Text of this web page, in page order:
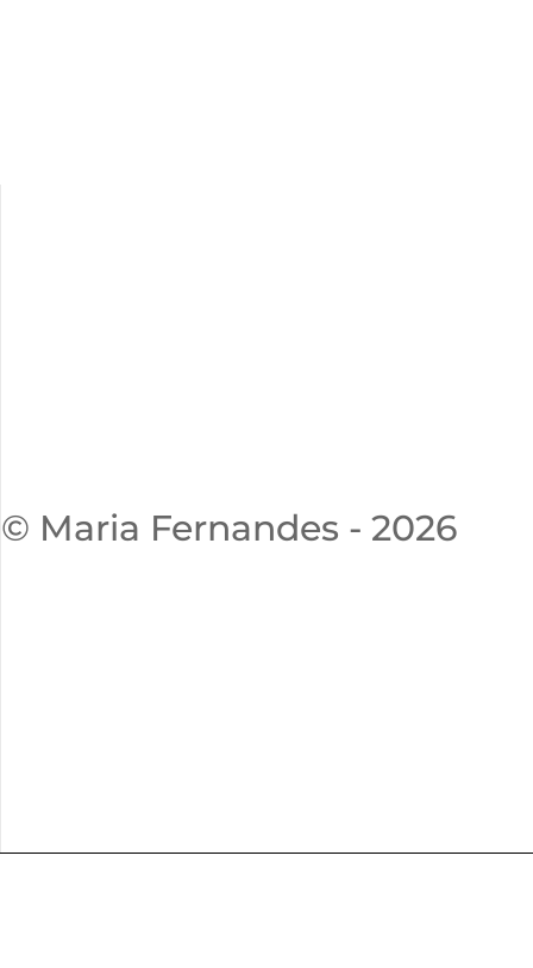
© Maria Fernandes - 2026